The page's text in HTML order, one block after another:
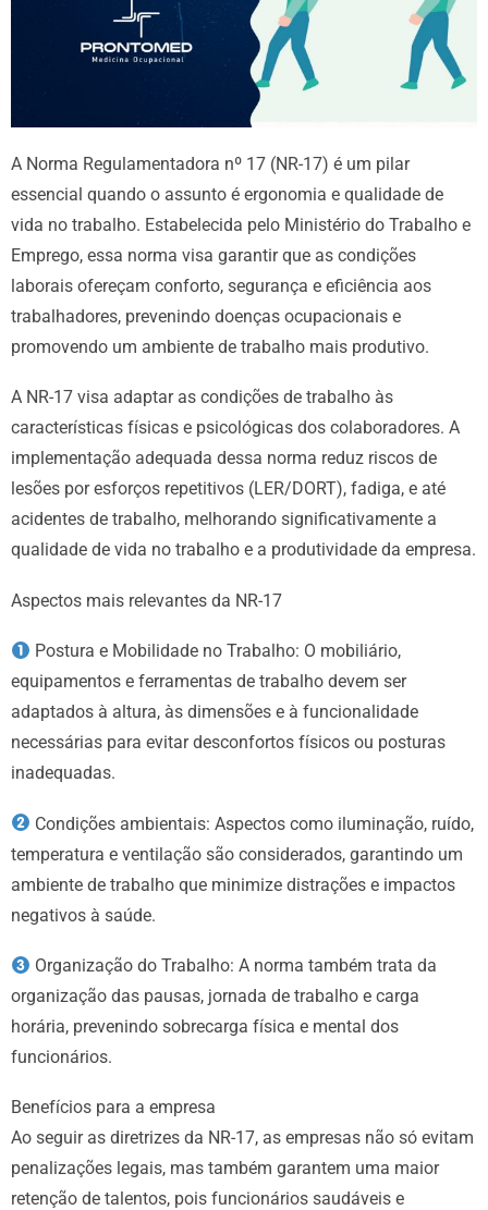
A Norma Regulamentadora nº 17 (NR-17) é um pilar
essencial quando o assunto é ergonomia e qualidade de
vida no trabalho. Estabelecida pelo Ministério do Trabalho e
Emprego, essa norma visa garantir que as condições
laborais ofereçam conforto, segurança e eficiência aos
trabalhadores, prevenindo doenças ocupacionais e
promovendo um ambiente de trabalho mais produtivo.
A NR-17 visa adaptar as condições de trabalho às
características físicas e psicológicas dos colaboradores. A
implementação adequada dessa norma reduz riscos de
lesões por esforços repetitivos (LER/DORT), fadiga, e até
acidentes de trabalho, melhorando significativamente a
qualidade de vida no trabalho e a produtividade da empresa.
Aspectos mais relevantes da NR-17
Postura e Mobilidade no Trabalho: O mobiliário,
equipamentos e ferramentas de trabalho devem ser
adaptados à altura, às dimensões e à funcionalidade
necessárias para evitar desconfortos físicos ou posturas
inadequadas.
Condições ambientais: Aspectos como iluminação, ruído,
temperatura e ventilação são considerados, garantindo um
ambiente de trabalho que minimize distrações e impactos
negativos à saúde.
Organização do Trabalho: A norma também trata da
organização das pausas, jornada de trabalho e carga
horária, prevenindo sobrecarga física e mental dos
funcionários.
Benefícios para a empresa
Ao seguir as diretrizes da NR-17, as empresas não só evitam
penalizações legais, mas também garantem uma maior
retenção de talentos, pois funcionários saudáveis e